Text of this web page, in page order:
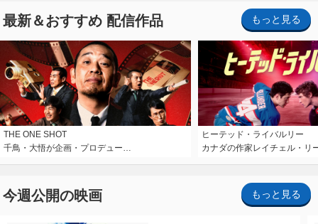
最新＆おすすめ 配信作品 もっと見る
THE ONE SHOT
千鳥・大悟が企画・プロデュー…
ヒーテッド・ライバルリー
カナダの作家レイチェル・リ
今週公開の映画 もっと見る